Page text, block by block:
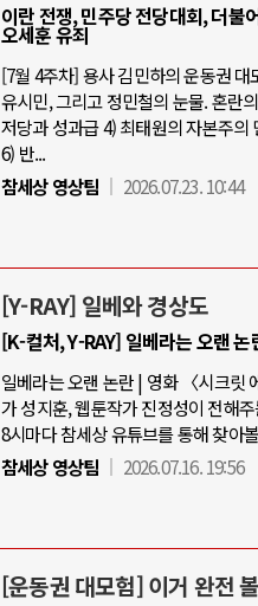
이란 전쟁, 민주당 전당대회, 더불
오세훈 유죄
[7월 4주차] 용사 김민하의 운동권
유시민, 그리고 정민철의 눈물. 혼란
저당과 성과급 4) 최태원의 자본주의
6) 반...
참세상 영상팀
2026.07.23. 10:44
[Y-RAY] 일베와 경상도
[K-컬처, Y-RAY] 일베라는 오랜 논
일베라는 오랜 논란 | 영화 〈시크릿
가 성지훈, 웹툰작가 진정성이 전해
8시마다 참세상 유튜브를 통해 찾아
참세상 영상팀
2026.07.16. 19:56
[운동권 대모험] 이거 완전